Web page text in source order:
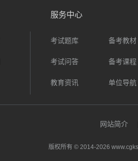
服务中心
考试题库 备考教材
考试问答 备考课程
教育资讯 单位导航
网站简介
版权所有 © 2014-2026